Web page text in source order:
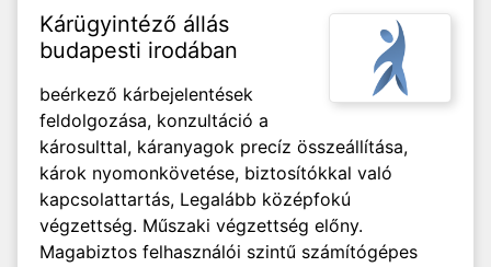
Kárügyintéző állás
budapesti irodában
beérkező kárbejelentések
feldolgozása, konzultáció a
károsulttal, káranyagok precíz összeállítása,
károk nyomonkövetése, biztosítókkal való
kapcsolattartás, Legalább középfokú
végzettség. Műszaki végzettség előny.
Magabiztos felhasználói szintű számítógépes